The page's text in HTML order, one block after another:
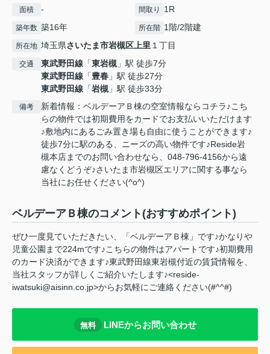
面積 - 間取り 1R
築年数 築16年 所在階 1階/2階建
所在地 埼玉県さいたま市岩槻区上里１丁目
交通 東武野田線 「東岩槻 」駅 徒歩7分
東武野田線 「豊春 」駅 徒歩27分
東武野田線 「岩槻 」駅 徒歩33分
備考
新着情報：ベルデーアＢ棟の空室情報ならコチラ♪こち
らの物件では初期費用をカードでお支払いいただけます
♪敷地内にあるごみ置き場も自由に使うことができます♪
徒歩7分に駅のある、ニーズの高い物件です♪Reside岩
槻本店までのお問い合わせなら、048-796-4156から遠
慮なくどうぞ♪さいたま市岩槻区エリアに関する事なら
当社にお任せください(^o^)
ベルデーアＢ棟のコメント(おすすめポイント)
ぜひ一度見ていただきたい、「ベルデーアＢ棟」です♪かなりや
児童公園まで224mです♪こちらの物件はアパートです♪初期費用
のカード決済ができます♪東武野田線東岩槻付近の賃貸情報を、
当社スタッフが詳しくご紹介いたします♪<reside-
iwatsuki@aisinn.co.jp>からお気軽にご連絡ください(#^^#)
無料 LINEからお問い合わせ